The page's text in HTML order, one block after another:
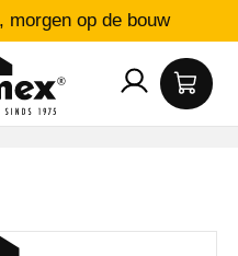
morgen op de bouw